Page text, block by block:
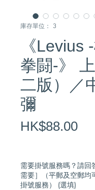
庫存單位： 3
《Levius
拳闘-》
二版）／
彌
HK$88.00價
需要掛號服務嗎？請回
需要］（平郵及空郵均
掛號服務） (選填)